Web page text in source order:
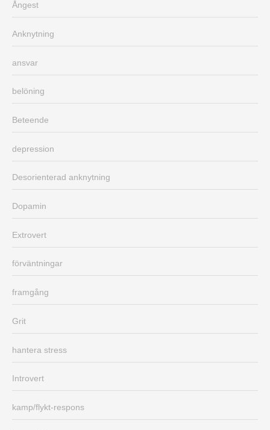
Ångest
Anknytning
ansvar
belöning
Beteende
depression
Desorienterad anknytning
Dopamin
Extrovert
förväntningar
framgång
Grit
hantera stress
Introvert
kamp/flykt-respons